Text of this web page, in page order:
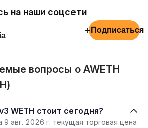
на наши соцсети
+ Подписаться
вопросы о AWETH
v3 WETH стоит сегодня?
авг. 2026 г. текущая торговая цена